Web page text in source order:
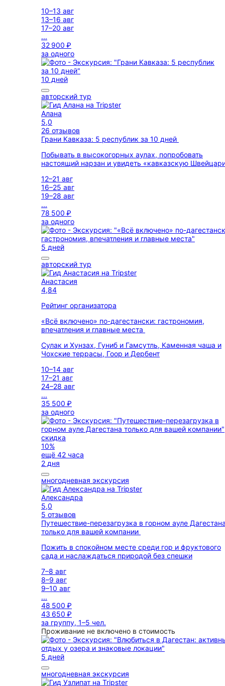
10–13 авг
13–16 авг
17–20 авг
...
32 900 ₽
за одного
10 дней
авторский тур
Алана
5,0
26 отзывов
Грани Кавказа: 5 республик за 10 дней
Побывать в высокогорных аулах, попробовать
настоящий нарзан и увидеть «кавказскую
12–21 авг
16–25 авг
19–28 авг
...
78 500 ₽
за одного
5 дней
авторский тур
Анастасия
4,84
Рейтинг организатора
«Всё включено» по-дагестански: гастрономия,
впечатления и главные места
Сулак и Хунзах, Гуниб и Гамсутль, Каменная чаша и
Чохские террасы, Гоор и Дербент
10–14 авг
17–21 авг
24–28 авг
...
35 500 ₽
за одного
скидка
10%
ещё 42 часа
2 дня
многодневная экскурсия
Александра
5,0
5 отзывов
Путешествие-перезагрузка в горном ауле
только для вашей компании
Пожить в спокойном месте среди гор и фруктового
сада и наслаждаться природой без спешки
7–8 авг
8–9 авг
9–10 авг
...
48 500 ₽
43 650 ₽
за группу, 1–5 чел.
Проживание не включено в стоимость
5 дней
многодневная экскурсия